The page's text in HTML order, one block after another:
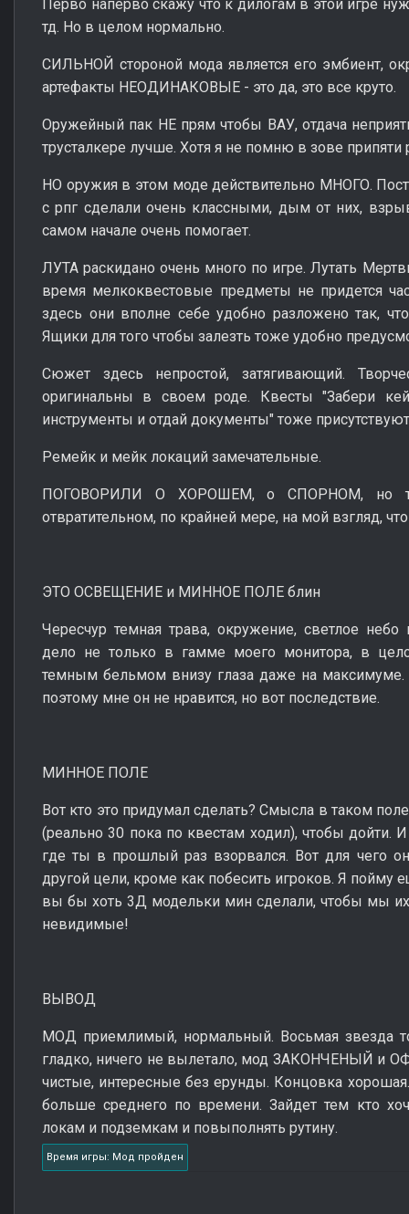
Перво наперво скажу что к дилогам в этой игре
тд. Но в целом нормально.
СИЛЬНОЙ стороной мода является его эмбиент,
артефакты НЕОДИНАКОВЫЕ - это да, это все круто.
Оружейный пак НЕ прям чтобы ВАУ, отдача
трусталкере лучше. Хотя я не помню в зове припяти
НО оружия в этом моде действительно МНОГО.
с рпг сделали очень классными, дым от них,
самом начале очень помогает.
ЛУТА раскидано очень много по игре. Лутать
время мелкоквестовые предметы не придется
здесь они вполне себе удобно разложено так,
Ящики для того чтобы залезть тоже удобно
Сюжет здесь непростой, затягивающий.
оригинальны в своем роде. Квесты "Забери
инструменты и отдай документы" тоже
Ремейк и мейк локаций замечательные.
ПОГОВОРИЛИ О ХОРОШЕМ, о СПОРНОМ, но
отвратительном, по крайней мере, на мой взгляд,
ЭТО ОСВЕЩЕНИЕ и МИННОЕ ПОЛЕ блин
Чересчур темная трава, окружение, светлое
дело не только в гамме моего монитора, в
темным бельмом внизу глаза даже на
поэтому мне он не нравится, но вот последствие.
МИННОЕ ПОЛЕ
Вот кто это придумал сделать? Смысла в таком
(реально 30 пока по квестам ходил), чтобы дойти.
где ты в прошлый раз взорвался. Вот для чего
другой цели, кроме как побесить игроков. Я пойму
вы бы хоть 3Д модельки мин сделали, чтобы мы
невидимые!
ВЫВОД
МОД приемлимый, нормальный. Восьмая звезда
гладко, ничего не вылетало, мод ЗАКОНЧЕНЫЙ и
чистые, интересные без ерунды. Концовка
больше среднего по времени. Зайдет тем кто
локам и подземкам и повыполнять рутину.
Время игры: Мод пройден